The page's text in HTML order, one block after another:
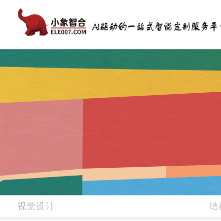
视觉设计 结